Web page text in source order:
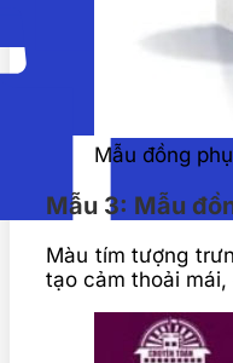
Mẫu đồng
Mẫu 3: Mẫu
Màu tím tượng
tạo cảm thoải